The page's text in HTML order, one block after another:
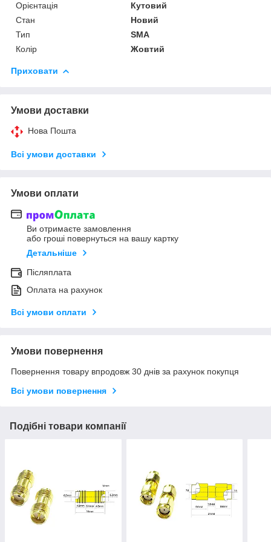
Орієнтація
Кутовий
Стан
Новий
Тип
SMA
Колір
Жовтий
Приховати
Умови доставки
Нова Пошта
Всі умови доставки
Умови оплати
Ви отримаєте замовлення
або гроші повернуться на вашу картку
Детальніше
Післяплата
Оплата на рахунок
Всі умови оплати
Умови повернення
Повернення товару впродовж 30 днів за рахунок покупця
Всі умови повернення
Подібні товари компанії